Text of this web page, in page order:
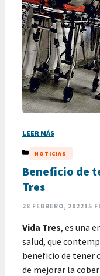
LEER MÁS
CATEGORÍAS
NOTICIAS
Beneficio de
Tres
28 FEBRERO, 202215
Vida Tres, es una
salud, que
beneficio de tener
de mejorar la